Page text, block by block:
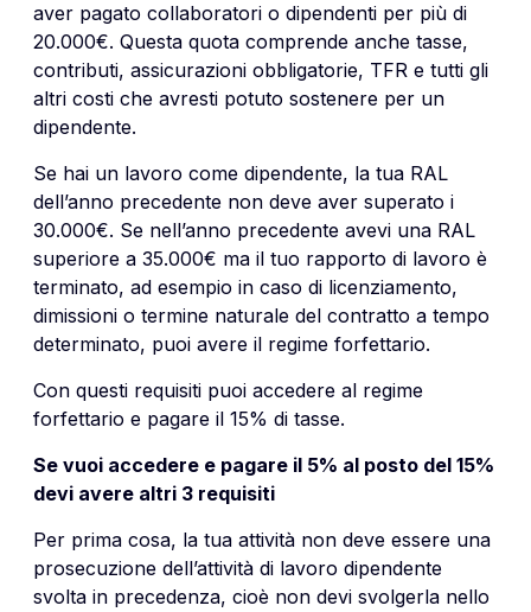
aver pagato collaboratori o dipendenti per più di
20.000€. Questa quota comprende anche tasse,
contributi, assicurazioni obbligatorie, TFR e tutti gli
altri costi che avresti potuto sostenere per un
dipendente.
Se hai un lavoro come dipendente, la tua RAL
dell’anno precedente non deve aver superato i
30.000€. Se nell’anno precedente avevi una RAL
superiore a 35.000€ ma il tuo rapporto di lavoro è
terminato, ad esempio in caso di licenziamento,
dimissioni o termine naturale del contratto a tempo
determinato, puoi avere il regime forfettario.
Con questi requisiti puoi accedere al regime
forfettario e pagare il 15% di tasse.
Se vuoi accedere e pagare il 5% al posto del 15%
devi avere altri 3 requisiti
Per prima cosa, la tua attività non deve essere una
prosecuzione dell’attività di lavoro dipendente
svolta in precedenza, cioè non devi svolgerla nello